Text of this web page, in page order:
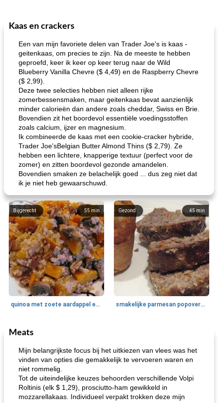
Kaas en crackers
Een van mijn favoriete delen van Trader Joe's is kaas -
geitenkaas, om precies te zijn. Na de meeste te hebben
geproefd, keer ik keer op keer terug naar de Wild
Blueberry Vanilla Chevre ($ 4,49) en de Raspberry Chevre
($ 2,99).
Deze twee selecties hebben niet alleen rijke
zomerbessensmaken, maar geitenkaas bevat aanzienlijk
minder calorieën dan andere zoals cheddar, Swiss en Brie.
Bovendien zit het boordevol essentiële voedingsstoffen
zoals calcium, ijzer en magnesium.
Ik combineerde de kaas met een cookie-cracker hybride,
Trader Joe'sBelgian Butter Almond Thins ($ 2,79). Ze
hebben een lichtere, knapperige textuur (perfect voor de
zomer) en zitten boordevol gezonde amandelen.
Bovendien smaken ze belachelijk goed ... dus zeg niet dat
ik je niet heb gewaarschuwd.
55 min
Bijgerecht
quinoa met zoete aardappel en champignons
45min
Gezond
smakelijke parmesan popovers (gezonder!)
One Dish Meal
Meats
Mijn belangrijkste focus bij het uitkiezen van vlees was het
vinden van opties die gemakkelijk te vervoeren waren en
niet rommelig.
Tot de uiteindelijke keuzes behoorden verschillende Volpi
Roltinis (elk $ 1,29), prosciutto-ham gewikkeld in
mozzarellakaas. Individueel verpakt trokken deze mijn